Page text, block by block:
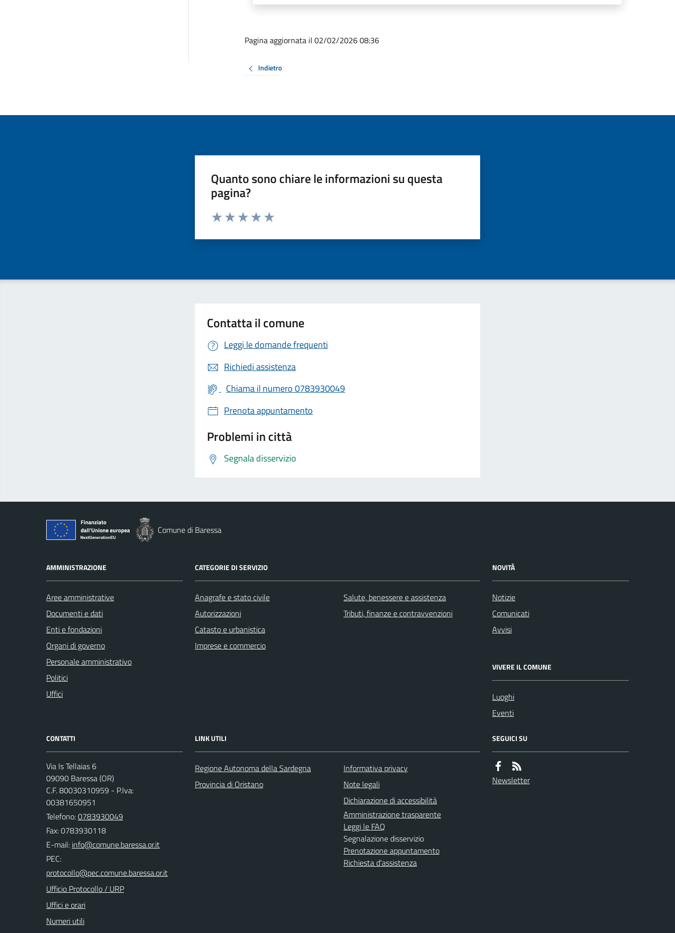
Pagina aggiornata il 02/02/2026 08:36
Indietro
Quanto sono chiare le informazioni su questa
pagina?
Valuta da 1 a 5 stelle la pagina
Contatta il comune
Leggi le domande frequenti
Richiedi assistenza
Chiama il numero 0783930049
Prenota appuntamento
Problemi in città
Segnala disservizio
Comune di Baressa
AMMINISTRAZIONE
Aree amministrative
Documenti e dati
Enti e fondazioni
Organi di governo
Personale amministrativo
Politici
Uffici
CATEGORIE DI SERVIZIO
Anagrafe e stato civile
Autorizzazioni
Catasto e urbanistica
Imprese e commercio
Salute, benessere e assistenza
Tributi, finanze e contravvenzioni
NOVITÀ
Notizie
Comunicati
Avvisi
VIVERE IL COMUNE
Luoghi
Eventi
CONTATTI
Via Is Tellaias 6
09090 Baressa (OR)
C.F. 80030310959 - P.Iva:
00381650951
Telefono:0783930049
Fax: 0783930118
E-mail:
PEC:
Ufficio Protocollo / URP
Uffici e orari
Numeri utili
LINK UTILI
Regione Autonoma della Sardegna
Provincia di Oristano
Informativa privacy
Note legali
Dichiarazione di accessibilità
Amministrazione trasparente
Leggi le FAQ
Segnalazione disservizio
Prenotazione appuntamento
Richiesta d'assistenza
SEGUICI SU
Newsletter